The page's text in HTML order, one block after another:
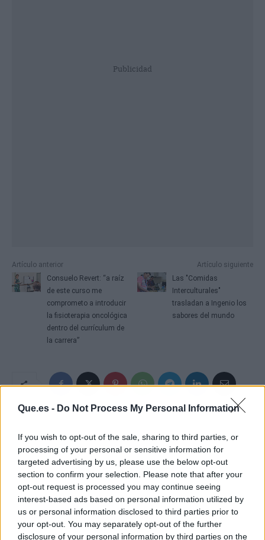
Que.es - Do Not Process My Personal Information
If you wish to opt-out of the sale, sharing to third parties, or
processing of your personal or sensitive information for
targeted advertising by us, please use the below opt-out
section to confirm your selection. Please note that after your
opt-out request is processed you may continue seeing
interest-based ads based on personal information utilized by
us or personal information disclosed to third parties prior to
your opt-out. You may separately opt-out of the further
disclosure of your personal information by third parties on the
Publicidad
Artículo anterior
Consuelo Revert: “a raíz
de este curso me
comprometo a introducir
la fisioterapia oncológica
dentro del currículum de
la carrera”
Artículo siguiente
Las "Comidas
Interculturales"
trasladan a Ingenio los
sabores del mundo